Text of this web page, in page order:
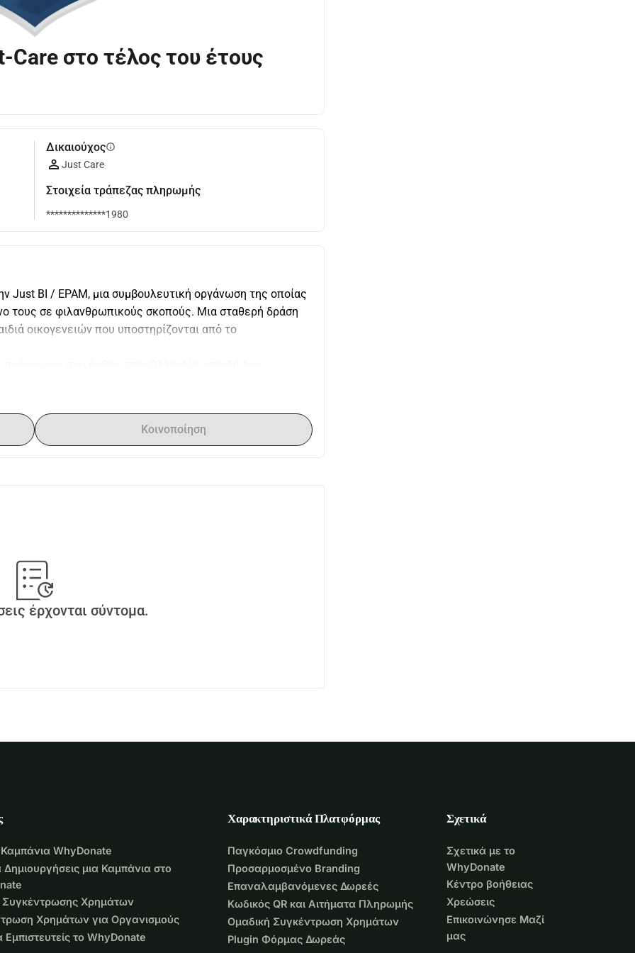
στο τέλος του έτους
Δικαιούχοςinfo
Just Care
Στοιχεία τράπεζας πληρωμής
**************1980
Just BI / EPAM, μια συμβουλευτική οργάνωση της οποίας
τους σε φιλανθρωπικούς σκοπούς. Μια σταθερή δράση
οικογενειών που υποστηρίζονται από το
Αυτά τα παιδιά έχουν τώρα ανάγκη από καλή
Vluchtelingenwerk Den Haag. Με τα χρήματα θα
και κιτ πρώτων βοηθειών για τις οικογένειες.
Κοινοποίηση
έρχονται σύντομα.
Καμπάνια WhyDonate
μια Καμπάνια στο
Συγκέντρωσης Χρημάτων
Χρημάτων για Οργανισμούς
Εμπιστευτείς το WhyDonate
Χαρακτηριστικά Πλατφόρμας
Παγκόσμιο Crowdfunding
Προσαρμοσμένο Branding
Επαναλαμβανόμενες Δωρεές
Κωδικός QR και Αιτήματα Πληρωμής
Ομαδική Συγκέντρωση Χρημάτων
Plugin Φόρμας Δωρεάς
Σχετικά
Σχετικά με το
WhyDonate
Κέντρο βοήθειας
Χρεώσεις
Επικοινώνησε Μαζί
μας